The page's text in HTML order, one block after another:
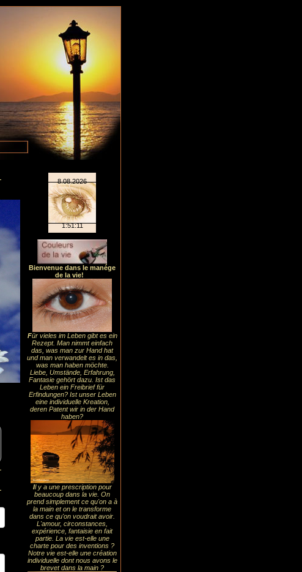
Bienvenue dans le manége
de la vie!
Für vieles im Leben gibt es ein
Rezept. Man nimmt einfach
das, was man zur Hand hat
und man verwandelt es in das,
was man haben möchte.
Liebe, Umstände, Erfahrung,
Fantasie gehört dazu. Ist das
Leben ein Freibrief für
Erfindungen? Ist unser Leben
eine individuelle Kreation,
deren Patent wir in der Hand
haben?
Il y a une prescription pour
beaucoup dans la vie. On
prend simplement ce qu'on a à
la main et on le transforme
dans ce qu'on voudrait avoir.
L'amour, circonstances,
expérience, fantaisie en fait
partie. La vie est-elle une
charte pour des inventions ?
Notre vie est-elle une création
individuelle dont nous avons le
brevet dans la main ?